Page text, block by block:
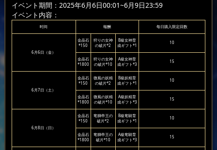
イベント期間：2025年6月6日00:01~6月9日23:59
イベント内容：
时间 報酬 每日購入限定回数
6月6日（金）
金晶石
*150
狩りの女神
の破片*2
B級女神育
成ギフト*1
10
金晶石
*1800
狩りの女神
の破片*10
A級女神育
成ギフト*3
15
6月7日（土）
金晶石
*150
微風の妖精
の破片*2
B級妖精育
成ギフト*1
10
金晶石
*1800
微風の妖精
の破片*10
A級妖精育
成ギフト*3
15
6月8日（日）
金晶石
*150
竜獅帝王の
破片*2
B級竜騎育
成ギフト*1
10
金晶石
*1800
竜獅帝王の
破片*10
A級竜騎育
成ギフト*3
15